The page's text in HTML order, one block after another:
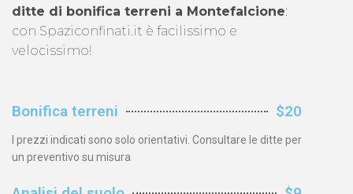
ditte di bonifica terreni a Montefalcione:
con Spaziconfinati.it è facilissimo e
velocissimo!
Bonifica terreni $20
I prezzi indicati sono solo orientativi. Consultare le ditte per
un preventivo su misura